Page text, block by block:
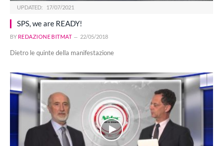
UPDATED: 17/07/2021
SPS, we are READY!
BY REDAZIONE BITMAT 22/05/2018
Dietro le quinte della manifestazione